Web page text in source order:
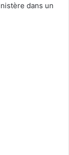
dans un